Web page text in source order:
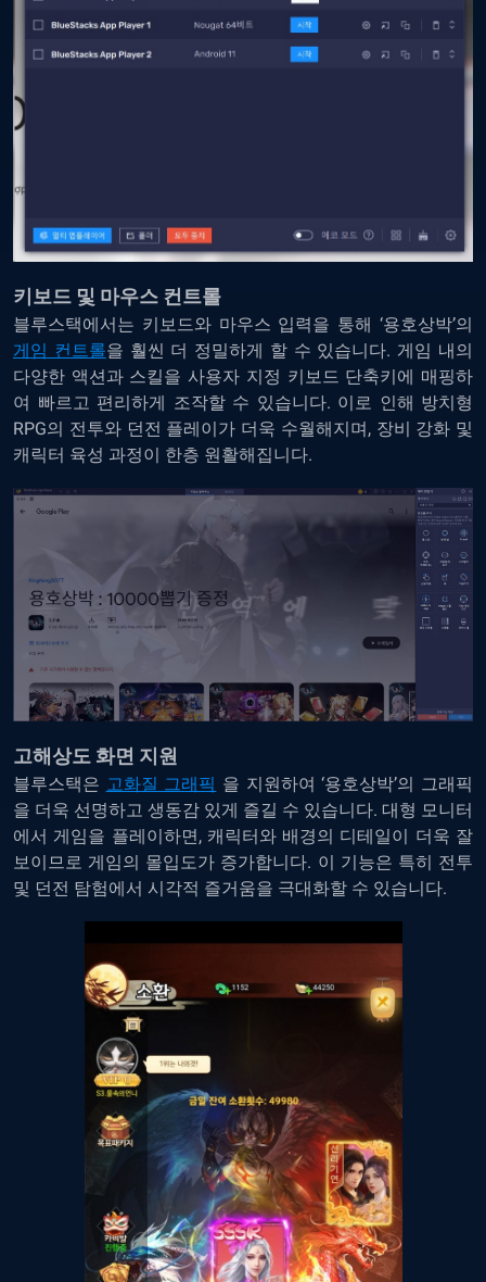
키보드 및 마우스 컨트롤
블루스택에서는 키보드와 마우스 입력을 통해 ‘용호상박’의
게임 컨트롤을 훨씬 더 정밀하게 할 수 있습니다. 게임 내의
다양한 액션과 스킬을 사용자 지정 키보드 단축키에 매핑하
여 빠르고 편리하게 조작할 수 있습니다. 이로 인해 방치형
RPG의 전투와 던전 플레이가 더욱 수월해지며, 장비 강화 및
캐릭터 육성 과정이 한층 원활해집니다.
고해상도 화면 지원
블루스택은 고화질 그래픽 을 지원하여 ‘용호상박’의 그래픽
을 더욱 선명하고 생동감 있게 즐길 수 있습니다. 대형 모니터
에서 게임을 플레이하면, 캐릭터와 배경의 디테일이 더욱 잘
보이므로 게임의 몰입도가 증가합니다. 이 기능은 특히 전투
및 던전 탐험에서 시각적 즐거움을 극대화할 수 있습니다.